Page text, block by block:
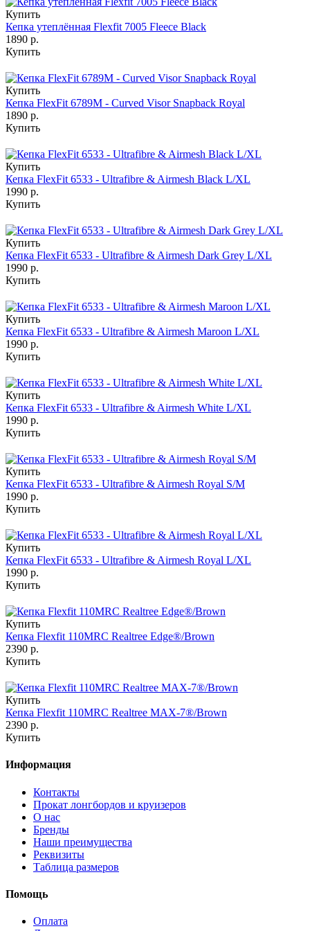
Купить
Кепка утеплённая Flexfit 7005 Fleece Black
1890 р.
Купить
Купить
Кепка FlexFit 6789M - Curved Visor Snapback Royal
1890 р.
Купить
Купить
Кепка FlexFit 6533 - Ultrafibre & Airmesh Black L/XL
1990 р.
Купить
Купить
Кепка FlexFit 6533 - Ultrafibre & Airmesh Dark Grey L/XL
1990 р.
Купить
Купить
Кепка FlexFit 6533 - Ultrafibre & Airmesh Maroon L/XL
1990 р.
Купить
Купить
Кепка FlexFit 6533 - Ultrafibre & Airmesh White L/XL
1990 р.
Купить
Купить
Кепка FlexFit 6533 - Ultrafibre & Airmesh Royal S/M
1990 р.
Купить
Купить
Кепка FlexFit 6533 - Ultrafibre & Airmesh Royal L/XL
1990 р.
Купить
Купить
Кепка Flexfit 110MRC Realtree Edge®/Brown
2390 р.
Купить
Купить
Кепка Flexfit 110MRC Realtree MAX-7®/Brown
2390 р.
Купить
Информация
Контакты
Прокат лонгбордов и круизеров
О нас
Бренды
Наши преимущества
Реквизиты
Таблица размеров
Помощь
Оплата